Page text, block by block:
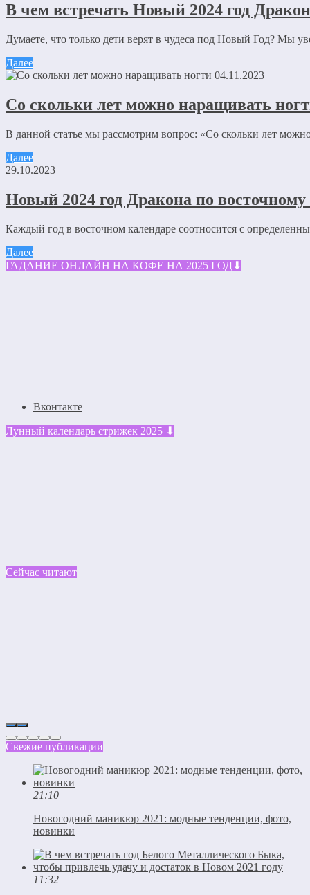
В чем встречать Новый 2024 год
Думаете, что только дети верят в чудеса под Новый Год? Мы
Далее
04.11.2023
Со скольки лет можно наращивать
В данной статье мы рассмотрим вопрос: «Со скольки лет
Далее
29.10.2023
Новый 2024 год Дракона по
Каждый год в восточном календаре соотносится с
Далее
ГАДАНИЕ ОНЛАЙН НА КОФЕ НА 2025 ГОД⬇
Вконтакте
Лунный календарь стрижек 2025 ⬇
Сейчас читают
Свежие публикации
21:10
Новогодний маникюр 2021: модные тенденции, фото,
новинки
11:32